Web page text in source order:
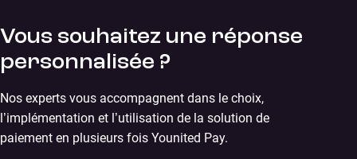
Vous souhaitez une réponse
personnalisée ?
Nos experts vous accompagnent dans le choix,
l’implémentation et l’utilisation de la solution de
paiement en plusieurs fois Younited Pay.